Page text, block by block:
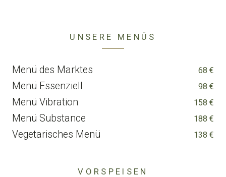
UNSERE MENÜS
Menü des Marktes 68 €
Menü Essenziell 98 €
Menü Vibration 158 €
Menü Substance 188 €
Vegetarisches Menü 138 €
VORSPEISEN